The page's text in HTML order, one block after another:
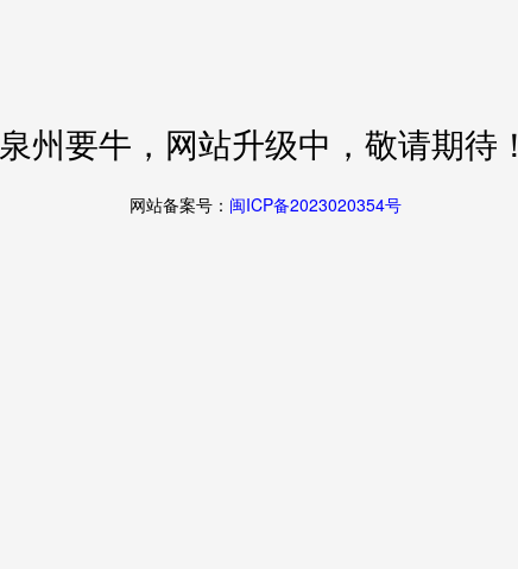
泉州要牛，网站升级中，敬请期待！
网站备案号： 闽ICP备2023020354号